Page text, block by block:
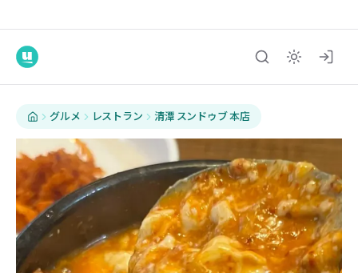
グルメ レストラン 清潭 スンドゥブ 本店